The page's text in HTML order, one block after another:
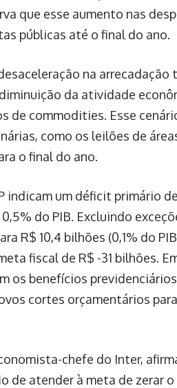
que esse aumento nas
públicas até o final do ano.
na
da atividade
de commodities. Esse
como os leilões de
o final do ano.
indicam um déficit primário
do PIB. Excluindo
R$ 10,4 bilhões (0,1% do
fiscal de R$ -31 bilhões.
os benefícios
cortes orçamentários
chefe do Inter,
de atender à meta de zerar